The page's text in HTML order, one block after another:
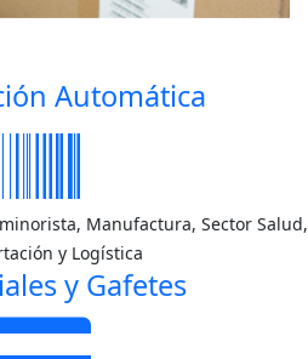
Automática
Manufactura, Sector Salud,
y Logística
y Gafetes